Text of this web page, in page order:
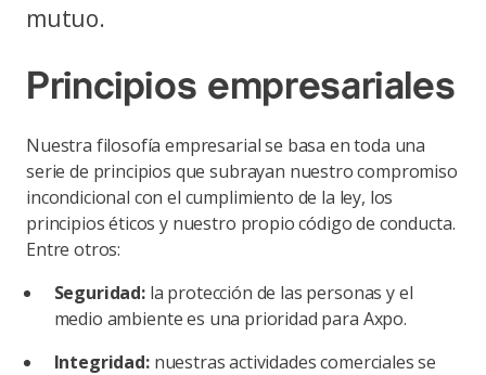
mutuo.
Principios empresariales
Nuestra filosofía empresarial se basa en toda una
serie de principios que subrayan nuestro compromiso
incondicional con el cumplimiento de la ley, los
principios éticos y nuestro propio código de conducta.
Entre otros:
Seguridad: la protección de las personas y el
medio ambiente es una prioridad para Axpo.
Integridad:nuestras actividades comerciales se